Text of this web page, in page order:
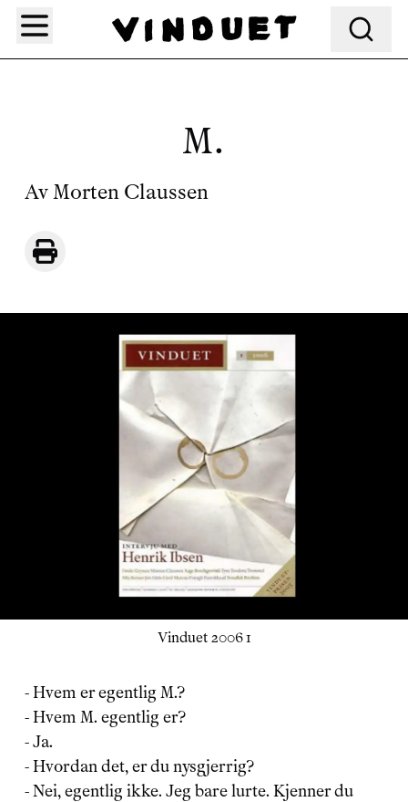
Søk
M.
AvMorten Claussen
Vinduet 2006 1
- Hvem er egentlig M.?
- Hvem M. egentlig er?
- Ja.
- Hvordan det, er du nysgjerrig?
- Nei, egentlig ikke. Jeg bare lurte. Kjenner du